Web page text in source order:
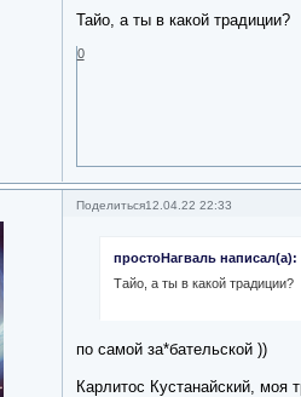
Тайо, а ты в какой традиции?
0
Поделиться12.04.22 22:33
простоНагваль написал(а):
Тайо, а ты в какой традиции?
по самой за*бательской ))
Карлитос Кустанайский, моя